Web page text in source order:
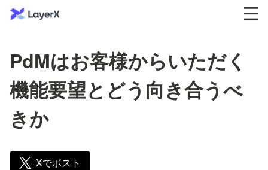
PdMはお客様からいただく
機能要望とどう向き合うべ
きか
Xでポスト